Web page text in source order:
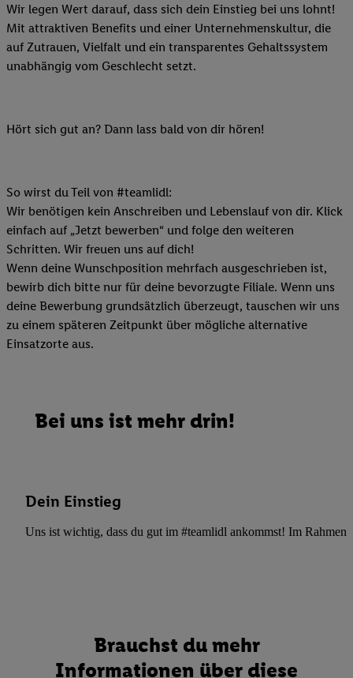
Wir legen Wert darauf, dass sich dein Einstieg bei uns lohnt!
Mit attraktiven Benefits und einer Unternehmenskultur, die
auf Zutrauen, Vielfalt und ein transparentes Gehaltssystem
unabhängig vom Geschlecht setzt.
Hört sich gut an? Dann lass bald von dir hören!
So wirst du Teil von #teamlidl:
Wir benötigen kein Anschreiben und Lebenslauf von dir. Klick
einfach auf „Jetzt bewerben“ und folge den weiteren
Schritten. Wir freuen uns auf dich!
Wenn deine Wunschposition mehrfach ausgeschrieben ist,
bewirb dich bitte nur für deine bevorzugte Filiale. Wenn uns
deine Bewerbung grundsätzlich überzeugt, tauschen wir uns
zu einem späteren Zeitpunkt über mögliche alternative
Einsatzorte aus.
Bei uns ist mehr drin!
Dein Einstieg
Uns ist wichtig, dass du gut im #teamlidl ankommst! Im Rahmen
Brauchst du mehr
Informationen über diese